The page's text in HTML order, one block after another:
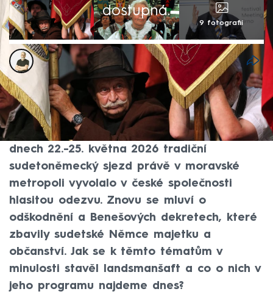
dostupná.
9 fotografií
Miroslav Honsů
17. kvě 2026, 14:18
Rozhodnutí sudetoněmeckého
landsmanšaftu využít pozvání brněnské
organizace Meeting Brno a uspořádat ve
dnech 22.-25. května 2026 tradiční
sudetoněmecký sjezd právě v moravské
metropoli vyvolalo v české společnosti
hlasitou odezvu. Znovu se mluví o
odškodnění a Benešových dekretech, které
zbavily sudetské Němce majetku a
občanství. Jak se k těmto tématům v
minulosti stavěl landsmanšaft a co o nich v
jeho programu najdeme dnes?